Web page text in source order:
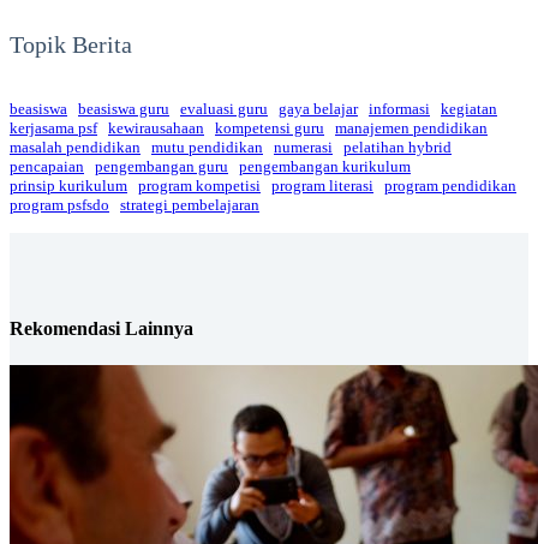
Topik Berita
beasiswa beasiswa guru evaluasi guru gaya belajar informasi
kegiatan
kerjasama psf kewirausahaan kompetensi guru
manajemen pendidikan
masalah pendidikan
mutu pendidikan numerasi
pelatihan hybrid
pencapaian
pengembangan guru
pengembangan kurikulum
prinsip kurikulum program kompetisi program literasi
program pendidikan
program psfsdo
strategi pembelajaran
Rekomendasi Lainnya